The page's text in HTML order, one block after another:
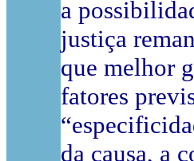
a
justiça
que melhor
fatores
da causa, a